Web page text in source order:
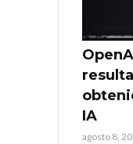
IA
agosto 8,